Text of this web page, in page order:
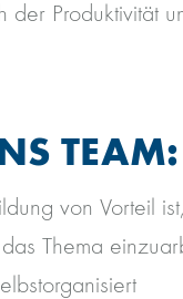
der Produktivität
TEAM:
von Vorteil
Thema